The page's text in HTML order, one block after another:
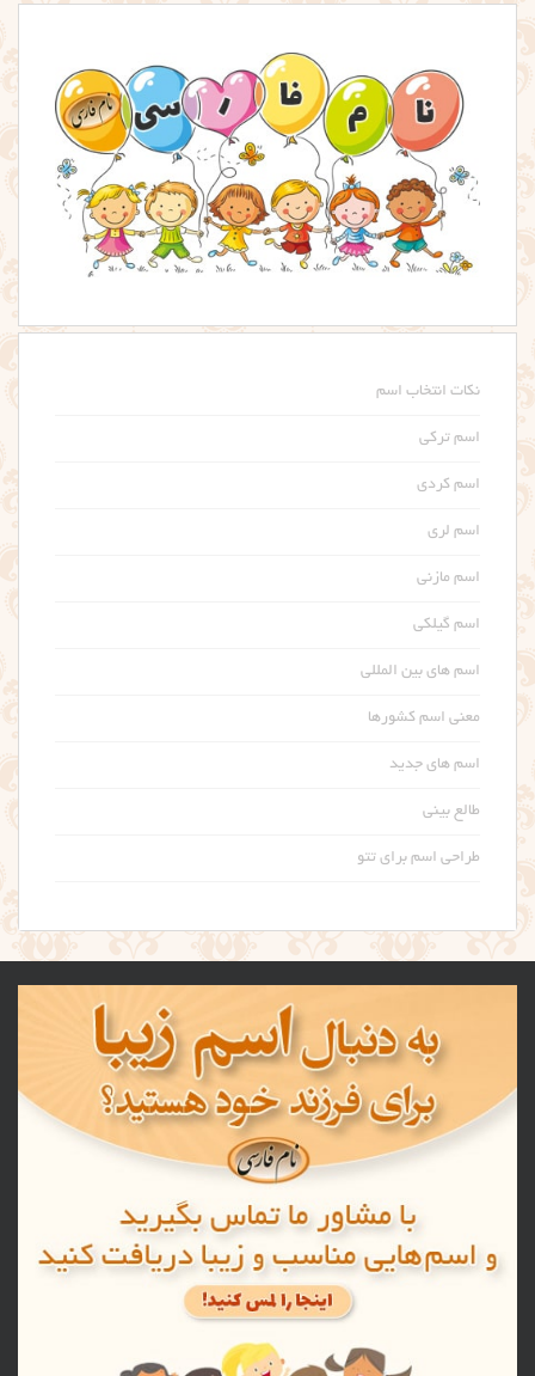
نکات انتخاب اسم
اسم ترکی
اسم کردی
اسم لری
اسم مازنی
اسم گیلکی
اسم های بین المللی
معنی اسم کشورها
اسم های جدید
طالع بینی
طراحی اسم برای تتو